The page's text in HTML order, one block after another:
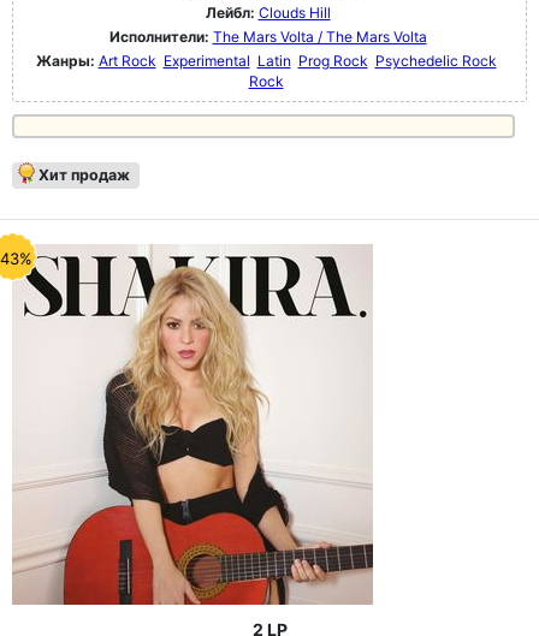
Лейбл: Clouds Hill
Исполнители: The Mars Volta / The Mars Volta
Жанры: Art Rock Experimental Latin Prog Rock Psychedelic Rock
Rock
Хит продаж
2 LP